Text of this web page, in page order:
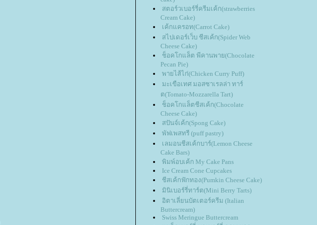
สตอร์วเบอร์รี่ครีมเค้ก(strawberries
Cream Cake)
เค้กแครอท(Carrot Cake)
สไปเดอร์เว็บ ชีสเค้ก(Spider Web
Cheese Cake)
ช็อคโกแล็ต พีคานพาย(Chocolate
Pecan Pie)
พายไส้ไก่(Chicken Curry Puff)
มะเขือเทศ มอสซาเรลล่า ทาร์
ต(Tomato-Mozzarella Tart)
ช็อคโกแล็ตชีสเค้ก(Chocolate
Cheese Cake)
สปันจ์เค้ก(Spong Cake)
พัฟเพสทรี (puff pastry)
เลมอนชีสเค้กบาร์(Lemon Cheese
Cake Bars)
พิมพ์อบเค้ก My Cake Pans
Ice Cream Cone Cupcakes
ชีสเค้กฟักทอง(Pumkin Cheese Cake)
มินิเบอร์รี่ทาร์ต(Mini Berry Tarts)
อิตาเลี่ยนบัตเตอร์ครีม (Italian
Buttercream)
Swiss Meringue Buttercream